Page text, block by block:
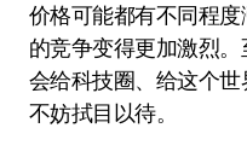
价格可能都有不同程
的竞争变得更加激烈
会给科技圈、给这个
不妨拭目以待。